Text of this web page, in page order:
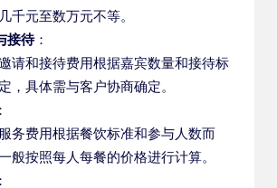
千元至数万元不等。
接待：
请和接待费用根据嘉宾数量和接待标
，具体需与客户协商确定。
：
务费用根据餐饮标准和参与人数而
般按照每人每餐的价格进行计算。